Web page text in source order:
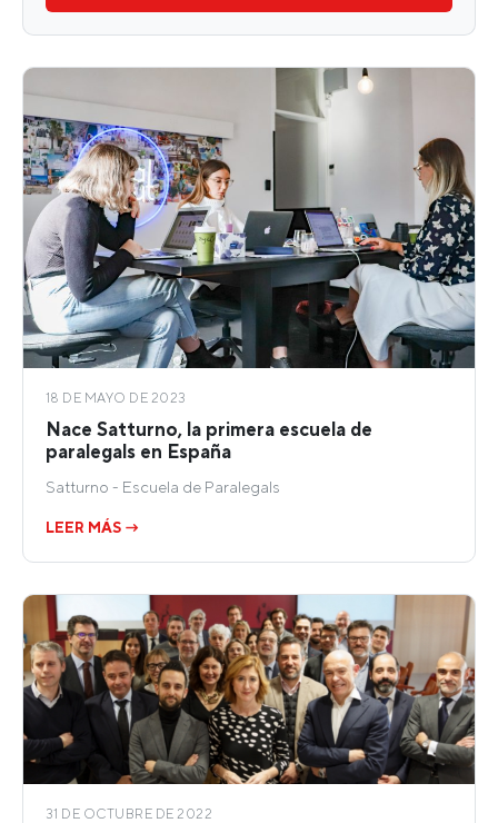
18 DE MAYO DE 2023
Nace Satturno, la primera escuela de
paralegals en España
Satturno - Escuela de Paralegals
LEER MÁS →
31 DE OCTUBRE DE 2022